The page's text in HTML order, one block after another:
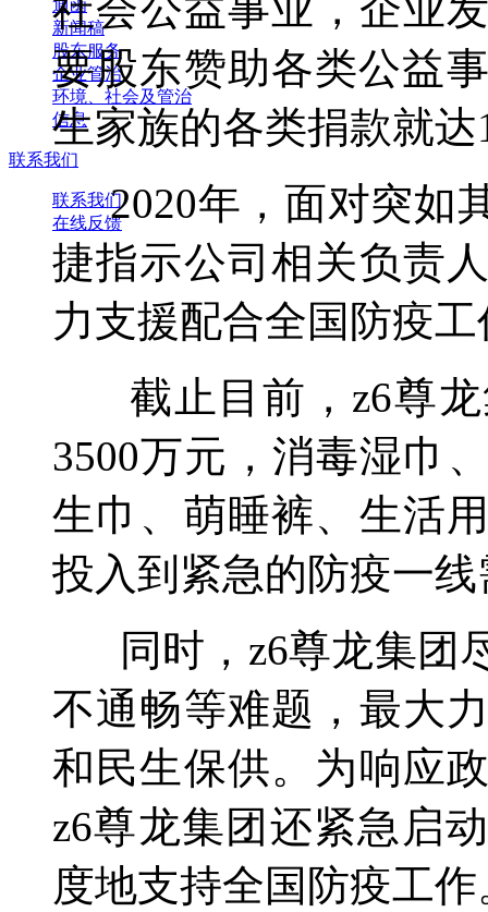
通函
新闻稿
股东服务
企业管治
环境、社会及管治
信息
联系我们
联系我们
在线反馈
要股东赞助各类公益
生家族的各类捐款就
2020年，面对突如其
捷指示公司相关负责
力支援配合全国防疫
截止目前，z6尊龙
3500万元，消毒湿巾
生巾、萌睡裤、生活
投入到紧急的防疫一
同时，z6尊龙集团
不通畅等难题，最大
和民生保供。为响应
z6尊龙集团还紧急启
度地支持全国防疫工作